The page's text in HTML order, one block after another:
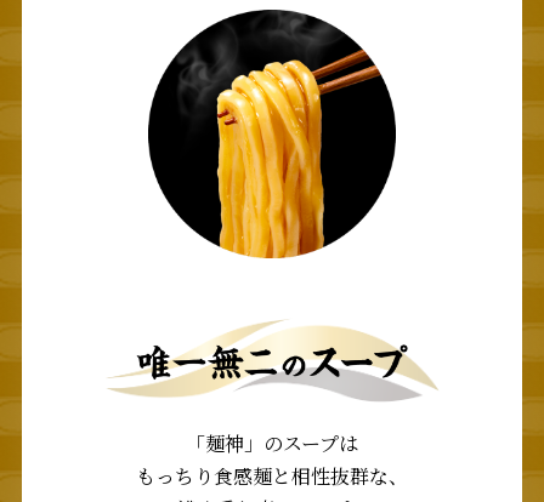
「麺神」のスープは
もっちり食感麺と相性抜群な、